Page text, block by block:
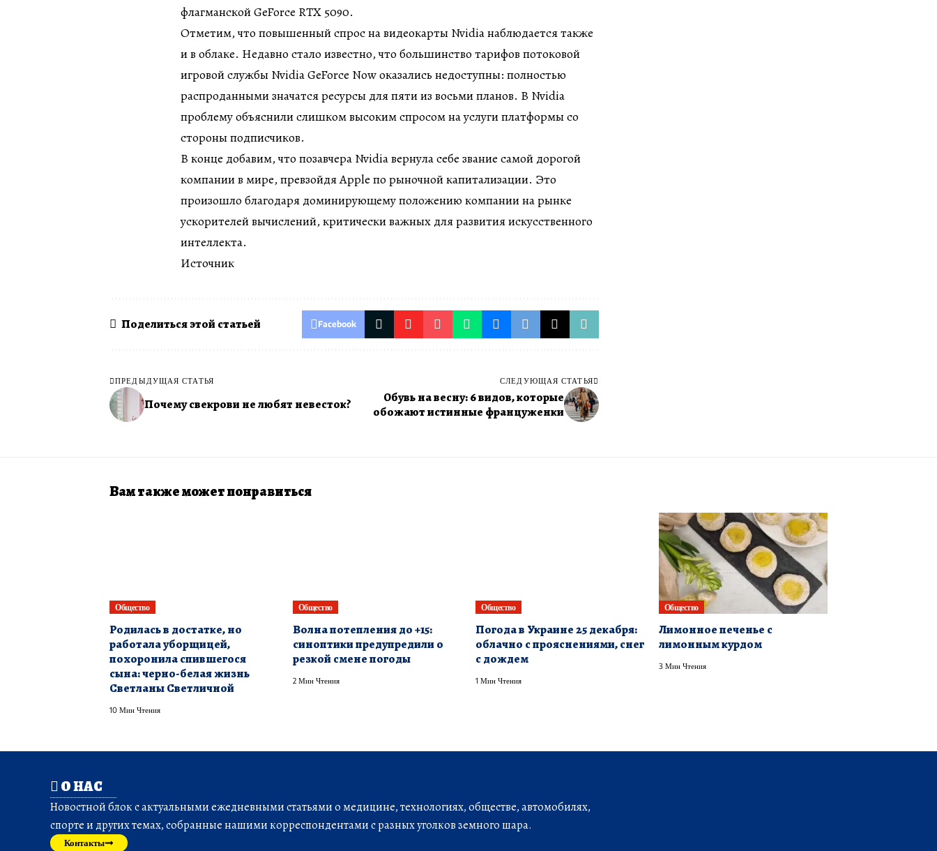
флагманской GeForce RTX 5090.
Отметим, что повышенный спрос на видеокарты Nvidia наблюдается также
и в облаке. Недавно стало известно, что большинство тарифов потоковой
игровой службы Nvidia GeForce Now оказались недоступны: полностью
распроданными значатся ресурсы для пяти из восьми планов. В Nvidia
проблему объяснили слишком высоким спросом на услуги платформы со
стороны подписчиков.
В конце добавим, что позавчера Nvidia вернула себе звание самой дорогой
компании в мире, превзойдя Apple по рыночной капитализации. Это
произошло благодаря доминирующему положению компании на рынке
ускорителей вычислений, критически важных для развития искусственного
интеллекта.
Источник
Поделиться этой статьей Facebook
ПРЕДЫДУЩАЯ СТАТЬЯ
Почему свекрови не любят невесток?
СЛЕДУЮЩАЯ СТАТЬЯ
Обувь на весну: 6 видов, которые
обожают истинные француженки
Вам также может понравиться
Общество
Родилась в достатке, но
работала уборщицей,
похоронила спившегося
сына: черно-белая жизнь
Светланы Светличной
10 Мин Чтения
Общество
Волна потепления до +15:
синоптики предупредили о
резкой смене погоды
2 Мин Чтения
Общество
Погода в Украине 25 декабря:
облачно с прояснениями, снег
с дождем
1 Мин Чтения
Общество
Лимонное печенье с
лимонным курдом
3 Мин Чтения
О НАС
Новостной блок с актуальными ежедневными статьями о медицине, технологиях, обществе, автомобилях,
спорте и других темах, собранные нашими корреспондентами с разных уголков земного шара.
Контакты